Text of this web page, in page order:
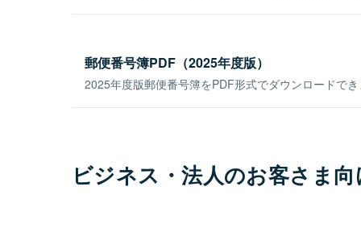
郵便番号簿PDF（2025年度版）
2025年度版郵便番号簿をPDF形式でダウンロードで
ビジネス・法人のお客さま